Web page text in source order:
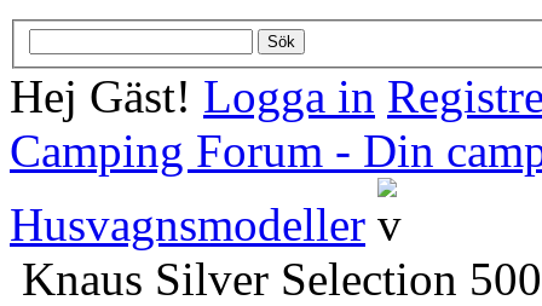
Hej Gäst! Logga in
Camping Forum - Din
Husvagnsmodeller
Knaus Silver Selection